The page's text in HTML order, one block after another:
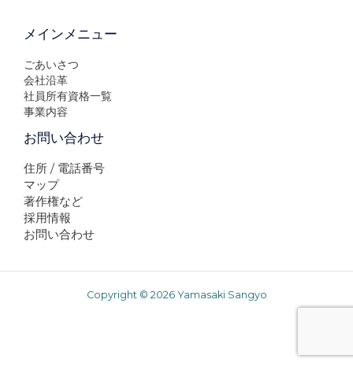
メインメニュー
ごあいさつ
会社沿革
社員所有資格一覧
事業内容
お問い合わせ
住所 / 電話番号
マップ
著作権など
採用情報
お問い合わせ
Copyright © 2026 Yamasaki Sangyo